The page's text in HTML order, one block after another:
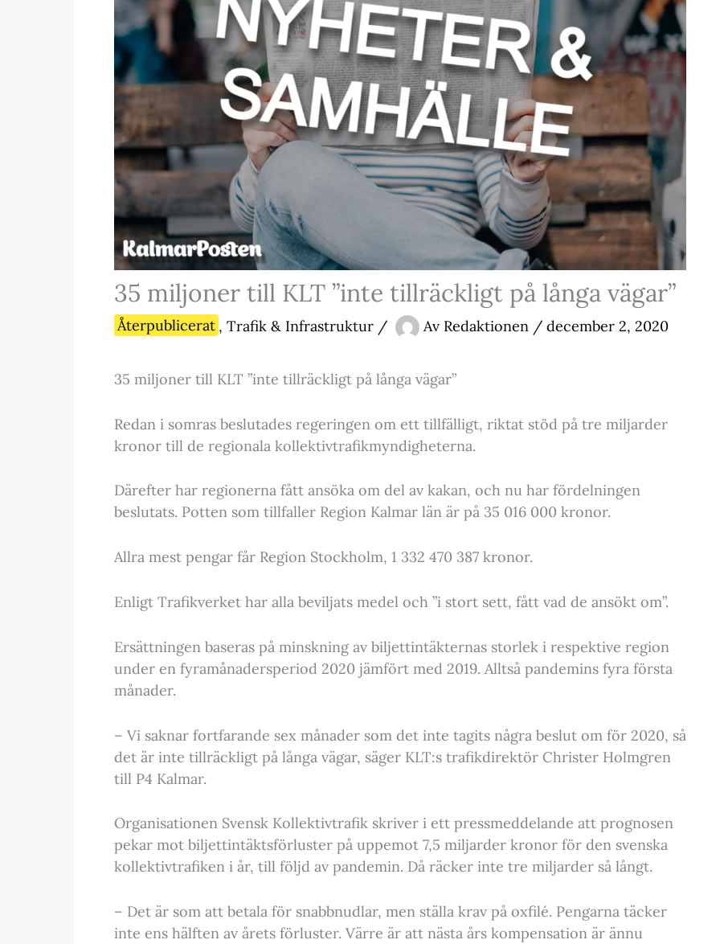
35 miljoner till KLT ”inte tillräckligt på långa vägar”
Återpublicerat , Trafik & Infrastruktur / Av Redaktionen / december 2, 2020
35 miljoner till KLT ”inte tillräckligt på långa vägar”
Redan i somras beslutades regeringen om ett tillfälligt, riktat stöd på tre miljarder
kronor till de regionala kollektivtrafikmyndigheterna.
Därefter har regionerna fått ansöka om del av kakan, och nu har fördelningen
beslutats. Potten som tillfaller Region Kalmar län är på 35 016 000 kronor.
Allra mest pengar får Region Stockholm, 1 332 470 387 kronor.
Enligt Trafikverket har alla beviljats medel och ”i stort sett, fått vad de ansökt om”.
Ersättningen baseras på minskning av biljettintäkternas storlek i respektive region
under en fyramånadersperiod 2020 jämfört med 2019. Alltså pandemins fyra första
månader.
– Vi saknar fortfarande sex månader som det inte tagits några beslut om för 2020, så
det är inte tillräckligt på långa vägar, säger KLT:s trafikdirektör Christer Holmgren
till P4 Kalmar.
Organisationen Svensk Kollektivtrafik skriver i ett pressmeddelande att prognosen
pekar mot biljettintäktsförluster på uppemot 7,5 miljarder kronor för den svenska
kollektivtrafiken i år, till följd av pandemin. Då räcker inte tre miljarder så långt.
– Det är som att betala för snabbnudlar, men ställa krav på oxfilé. Pengarna täcker
inte ens hälften av årets förluster. Värre är att nästa års kompensation är ännu